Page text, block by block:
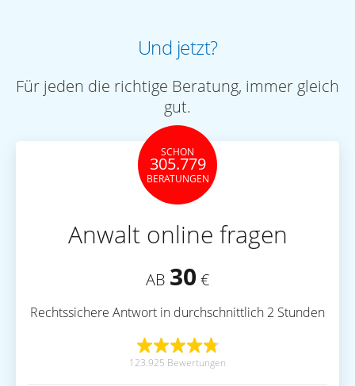
Und jetzt?
Für jeden die richtige Beratung, immer gleich
gut.
SCHON
305.779
BERATUNGEN
Anwalt online fragen
AB 30 €
Rechtssichere Antwort in durchschnittlich 2 Stunden
123.925 Bewertungen